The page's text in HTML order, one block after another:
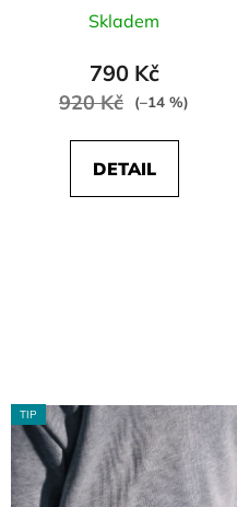
Skladem
790 Kč
920 Kč (–14 %)
DETAIL
TIP